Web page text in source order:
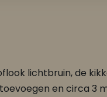
lichtbruin, de
en circa 3